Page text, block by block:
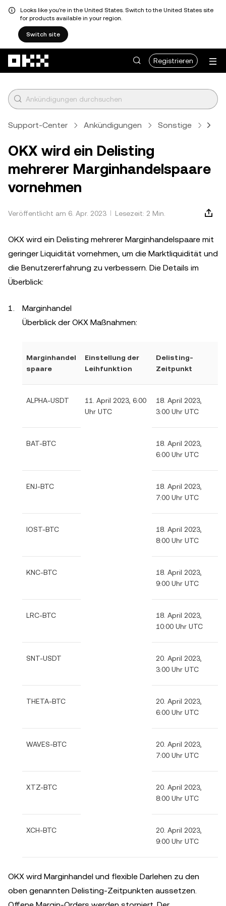
Looks like you're in the United States. Switch to the United States site
for products available in your region.
Switch site
Registrieren
Support-Center Ankündigungen Sonstige
OKX wird ein Delisting
mehrerer Marginhandelspaare
vornehmen
Veröffentlicht am 6. Apr. 2023 Lesezeit: 2 Min.
OKX wird ein Delisting mehrerer Marginhandelspaare mit
geringer Liquidität vornehmen, um die Marktliquidität und
die Benutzererfahrung zu verbessern. Die Details im
Überblick:
Marginhandel
Überblick der OKX Maßnahmen:
Marginhandel
spaare
Einstellung der
Leihfunktion
Delisting-
Zeitpunkt
ALPHA-USDT
11. April 2023, 6:00
Uhr UTC
18. April 2023,
3:00 Uhr UTC
BAT-BTC
18. April 2023,
6:00 Uhr UTC
ENJ-BTC
18. April 2023,
7:00 Uhr UTC
IOST-BTC
18. April 2023,
8:00 Uhr UTC
KNC-BTC
18. April 2023,
9:00 Uhr UTC
LRC-BTC
18. April 2023,
10:00 Uhr UTC
SNT-USDT
20. April 2023,
3:00 Uhr UTC
THETA-BTC
20. April 2023,
6:00 Uhr UTC
WAVES-BTC
20. April 2023,
7:00 Uhr UTC
XTZ-BTC
20. April 2023,
8:00 Uhr UTC
XCH-BTC
20. April 2023,
9:00 Uhr UTC
OKX wird Marginhandel und flexible Darlehen zu den
oben genannten Delisting-Zeitpunkten aussetzen.